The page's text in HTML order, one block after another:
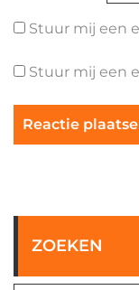
Stuur mij een
Stuur mij een
ZOEKEN